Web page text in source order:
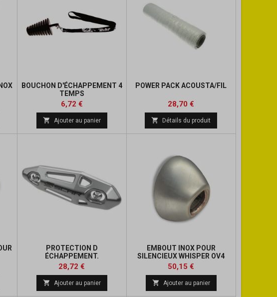
BOUCHON D'ÉCHAPPEMENT 4
TEMPS
Prix
6,72 €Prix
base
 Ajouter au panier
POWER PACK ACOUSTA/FIL
Prix
28,70 €
base
 Détails du produit
PROTECTION D
ÉCHAPPEMENT.
Prix
28,72 €
base
 Ajouter au panier
EMBOUT INOX POUR
SILENCIEUX WHISPER OV4
Prix
50,15 €
base
 Ajouter au panier